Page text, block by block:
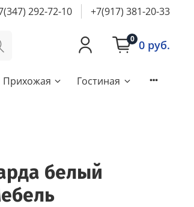
292-72-10 +7(917) 381-20-33
0 0 руб.
Прихожая Гостиная
белый